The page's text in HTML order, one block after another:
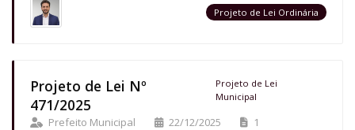
Projeto de Lei Ordinária
Projeto de Lei Nº
471/2025
Projeto de Lei
Municipal
Prefeito Municipal 22/12/2025 1